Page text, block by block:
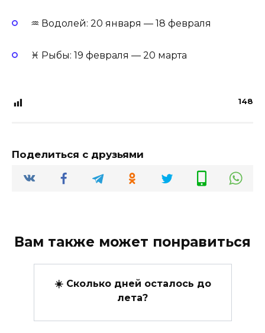
♒ Водолей: 20 января — 18 февраля
♓ Рыбы: 19 февраля — 20 марта
148
Поделиться с друзьями
Вам также может понравиться
☀️ Сколько дней осталось до
лета?